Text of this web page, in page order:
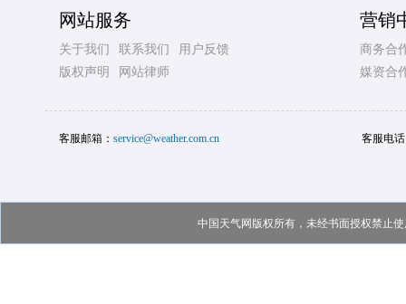
网站服务
关于我们 联系我们
用户反馈
版权声明
网站律师
营销
商务合
媒资合
客服邮箱： service@weather.com.cn 客服电
中国天气网版权所有，未经书面授权禁